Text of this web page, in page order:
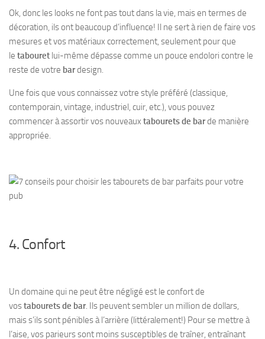
Ok, donc les looks ne font pas tout dans la vie, mais en termes de
décoration, ils ont beaucoup d’influence! Il ne sert à rien de faire vos
mesures et vos matériaux correctement, seulement pour que
le tabouret lui-même dépasse comme un pouce endolori contre le
reste de votre bardesign.
Une fois que vous connaissez votre style préféré (classique,
contemporain, vintage, industriel, cuir, etc.), vous pouvez
commencer à assortir vos nouveaux tabourets de barde manière
appropriée.
4. Confort
Un domaine qui ne peut être négligé est le confort de
vostabourets de bar. Ils peuvent sembler un million de dollars,
mais s’ils sont pénibles à l’arrière (littéralement!) Pour se mettre à
l’aise, vos parieurs sont moins susceptibles de traîner, entraînant